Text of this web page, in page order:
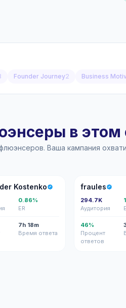
Founder Journey2 Business
в этом
Ваша кампания
Kostenko
0.86%
ER
7h 18m
Время ответа
F
fraules
294.7K
Аудитория
46%
Процент
ответов